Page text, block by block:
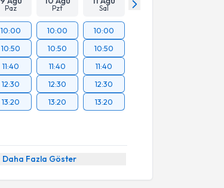
Paz Pzt Sal
10:00
10:50
11:40
12:30
13:20
10:00
10:50
11:40
12:30
13:20
10:00
10:50
11:40
12:30
13:20
Daha Fazla Göster